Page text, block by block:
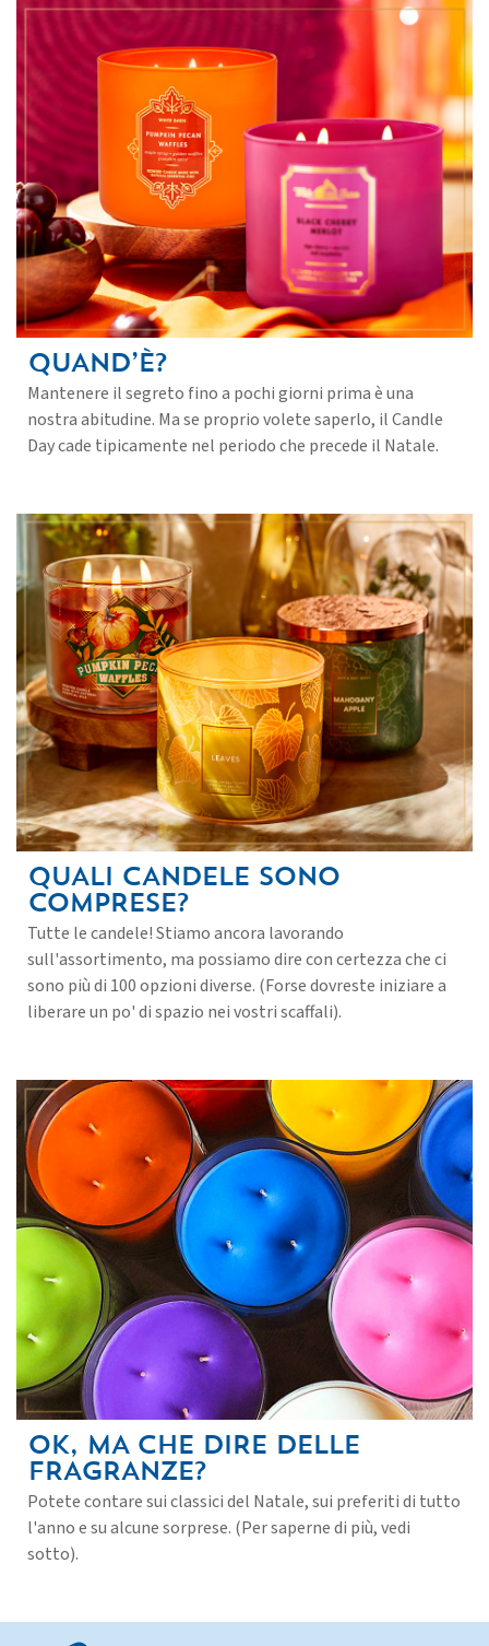
QUAND’È?
Mantenere il segreto fino a pochi giorni prima è una
nostra abitudine. Ma se proprio volete saperlo, il Candle
Day cade tipicamente nel periodo che precede il Natale.
QUALI CANDELE SONO
COMPRESE?
Tutte le candele! Stiamo ancora lavorando
sull'assortimento, ma possiamo dire con certezza che ci
sono più di 100 opzioni diverse. (Forse dovreste iniziare a
liberare un po' di spazio nei vostri scaffali).
OK, MA CHE DIRE DELLE
FRAGRANZE?
Potete contare sui classici del Natale, sui preferiti di tutto
l'anno e su alcune sorprese. (Per saperne di più, vedi
sotto).